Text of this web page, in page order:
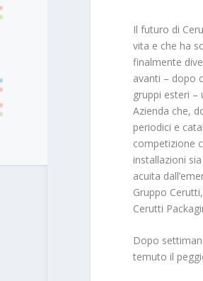
Il futuro di
vita e che ha
finalmente
avanti – dopo
gruppi esteri
Azienda che,
periodici e
competizione
installazioni
acuita
Gruppo
Cerutti
Dopo
temuto il